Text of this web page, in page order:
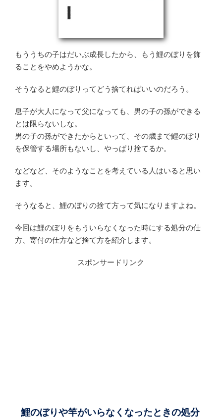
もううちの子はだいぶ成長したから、もう鯉のぼりを飾
ることをやめようかな。
そうなると鯉のぼりってどう捨てればいいのだろう。
息子が大人になって父になっても、男の子の孫ができる
とは限らないしな。
男の子の孫ができたからといって、その歳まで鯉のぼり
を保管する場所もないし、やっぱり捨てるか。
などなど、そのようなことを考えている人はいると思い
ます。
そうなると、鯉のぼりの捨て方って気になりますよね。
今回は鯉のぼりをもういらなくなった時にする処分の仕
方、寄付の仕方など捨て方を紹介します。
スポンサードリンク
鯉のぼりや竿がいらなくなったときの処分